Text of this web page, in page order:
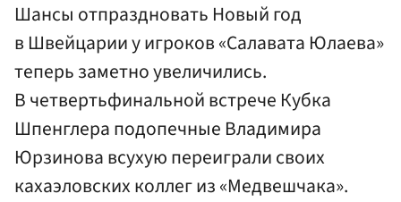
Шансы отпраздновать Новый год
в Швейцарии у игроков «Салавата Юлаева»
теперь заметно увеличились.
В четвертьфинальной встрече Кубка
Шпенглера подопечные Владимира
Юрзинова всухую переиграли своих
кахаэловских коллег из «Медвешчака».